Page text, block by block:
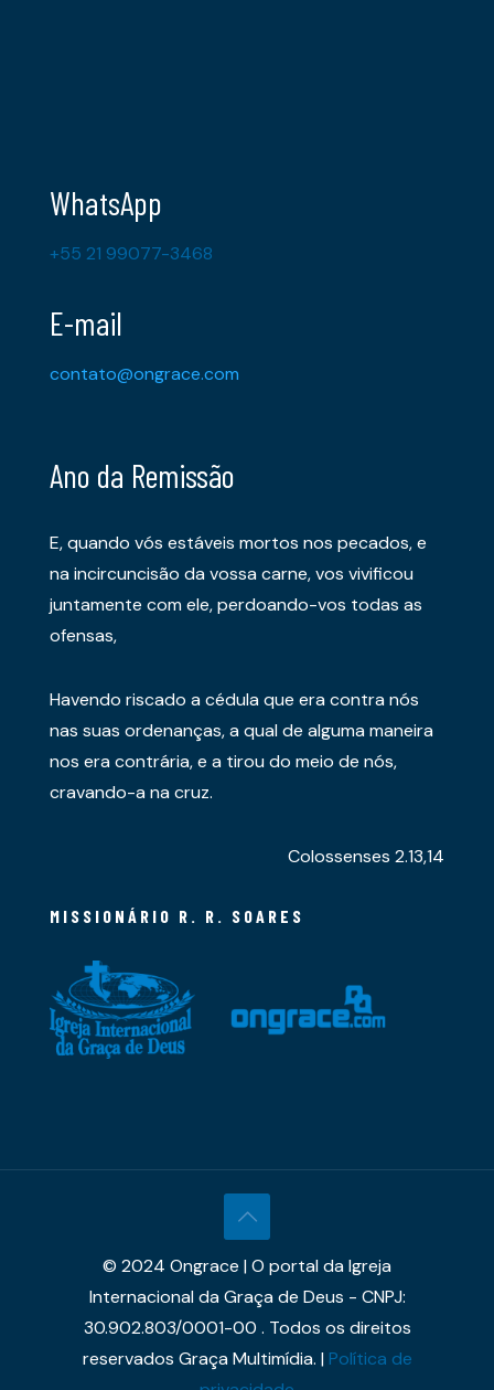
WhatsApp
+55 21 99077-3468
E-mail
contato@ongrace.com
Ano da Remissão
E, quando vós estáveis mortos nos pecados, e
na incircuncisão da vossa carne, vos vivificou
juntamente com ele, perdoando-vos todas as
ofensas,
Havendo riscado a cédula que era contra nós
nas suas ordenanças, a qual de alguma maneira
nos era contrária, e a tirou do meio de nós,
cravando-a na cruz.
Colossenses 2.13,14
MISSIONÁRIO R. R. SOARES
© 2024 Ongrace | O portal da Igreja
Internacional da Graça de Deus - CNPJ:
30.902.803/0001-00 . Todos os direitos
reservados Graça Multimídia. |Política de